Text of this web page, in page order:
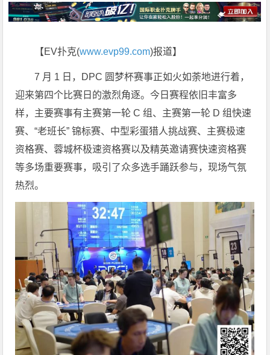
【EV扑克(www.evp99.com)报道】
7 月 1 日，DPC 圆梦杯赛事正如火如荼地进行着，
迎来第四个比赛日的激烈角逐。今日赛程依旧丰富多
样，主要赛事有主赛第一轮 C 组、主赛第一轮 D 组快速
赛、“老班长” 锦标赛、中型彩蛋猎人挑战赛、主赛极速
资格赛、蓉城杯极速资格赛以及精英邀请赛快速资格赛
等多场重要赛事，吸引了众多选手踊跃参与，现场气氛
热烈。